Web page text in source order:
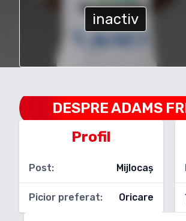
inactiv
DESPREADAMS
Profil
Post: Mijlocaș
Picior preferat: Oricare